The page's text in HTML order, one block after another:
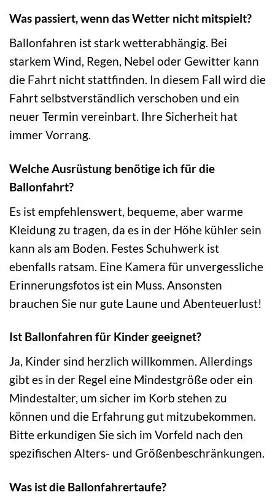
Was passiert, wenn das Wetter nicht mitspielt?
Ballonfahren ist stark wetterabhängig. Bei
starkem Wind, Regen, Nebel oder Gewitter kann
die Fahrt nicht stattfinden. In diesem Fall wird die
Fahrt selbstverständlich verschoben und ein
neuer Termin vereinbart. Ihre Sicherheit hat
immer Vorrang.
Welche Ausrüstung benötige ich für die
Ballonfahrt?
Es ist empfehlenswert, bequeme, aber warme
Kleidung zu tragen, da es in der Höhe kühler sein
kann als am Boden. Festes Schuhwerk ist
ebenfalls ratsam. Eine Kamera für unvergessliche
Erinnerungsfotos ist ein Muss. Ansonsten
brauchen Sie nur gute Laune und Abenteuerlust!
Ist Ballonfahren für Kinder geeignet?
Ja, Kinder sind herzlich willkommen. Allerdings
gibt es in der Regel eine Mindestgröße oder ein
Mindestalter, um sicher im Korb stehen zu
können und die Erfahrung gut mitzubekommen.
Bitte erkundigen Sie sich im Vorfeld nach den
spezifischen Alters- und Größenbeschränkungen.
Was ist die Ballonfahrertaufe?